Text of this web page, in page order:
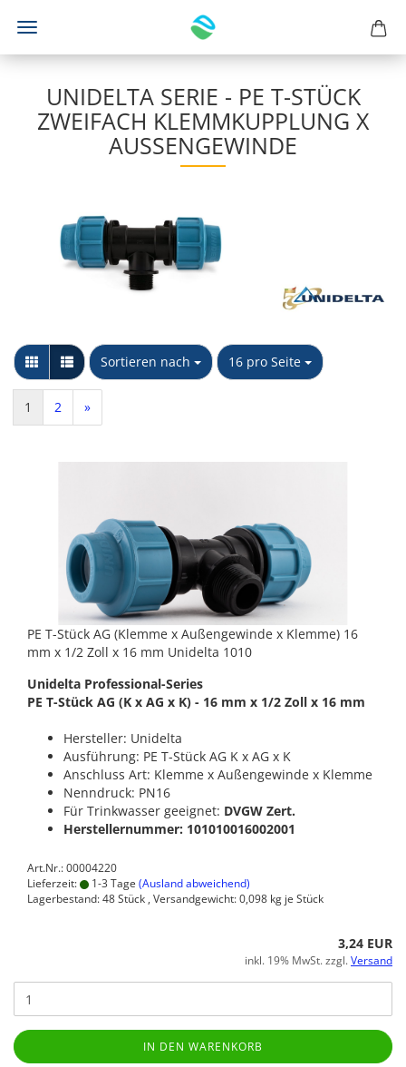
UNIDELTA SERIE - PE T-STÜCK
ZWEIFACH KLEMMKUPPLUNG X
AUSSENGEWINDE
Sortieren nach
Sortieren nach 16 pro Seite
pro Seite
1 2 »
PE T-Stück AG (Klemme x Außengewinde x Klemme) 16
mm x 1/2 Zoll x 16 mm Unidelta 1010
Unidelta Professional-Series
PE T-Stück AG (K x AG x K) - 16 mm x 1/2 Zoll x 16 mm
Hersteller: Unidelta
Ausführung: PE T-Stück AG K x AG x K
Anschluss Art: Klemme x Außengewinde x Klemme
Nenndruck: PN16
Für Trinkwasser geeignet: DVGW Zert.
Herstellernummer: 101010016002001
Art.Nr.: 00004220
Lieferzeit:
1-3 Tage (Ausland abweichend)
Lagerbestand: 48 Stück , Versandgewicht:0,098 kg je Stück
3,24 EUR
inkl. 19% MwSt. zzgl.Versand
IN DEN WARENKORB